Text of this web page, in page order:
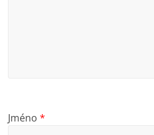
Jméno*